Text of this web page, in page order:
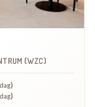
(WZC)
)
)